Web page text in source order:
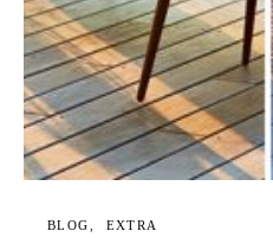
BLOG EXTRA